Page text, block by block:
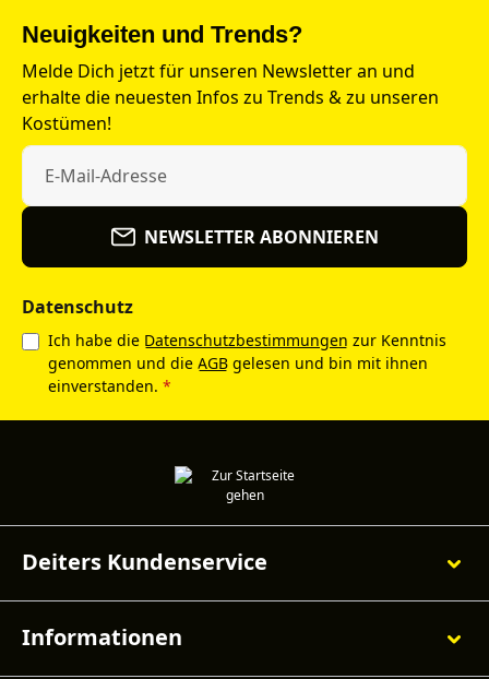
Neuigkeiten und Trends?
Melde Dich jetzt für unseren Newsletter an und
erhalte die neuesten Infos zu Trends & zu unseren
Kostümen!
NEWSLETTER ABONNIEREN
Datenschutz
Ich habe die Datenschutzbestimmungen zur Kenntnis
genommen und die AGB gelesen und bin mit ihnen
einverstanden. *
Deiters Kundenservice
Informationen